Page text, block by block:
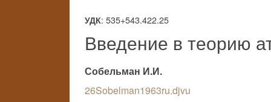
УДК: 535+543.422.25
Введение в теорию
Собельман И.И.
26Sobelman1963ru.djvu